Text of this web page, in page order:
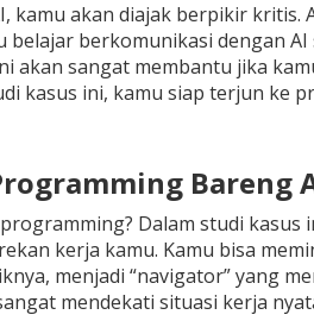
kamu akan diajak berpikir kritis.
belajar berkomunikasi dengan
akan sangat membantu jika
kasus ini, kamu siap terjun ke
Bareng
Dalam studi
kerja kamu. Kamu bisa
menjadi “navigator” yang
mendekati situasi kerja